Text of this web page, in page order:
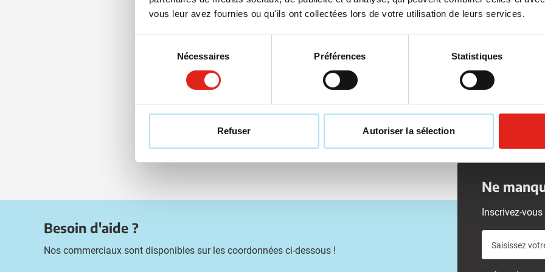
vous leur avez fournies ou qu'ils ont collectées lors de votre utilisation de leurs services.
consentement
Nécessaires Préférences Statistiques
Refuser Autoriser la sélection
Voir le produit Voir le produit
Besoin d'aide ?
Nos commerciaux sont disponibles sur les coordonnées ci-dessous !
Ne
Inscrivez-